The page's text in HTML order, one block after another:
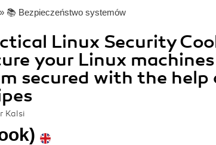
» 📚 Bezpieczeństwo systemów
Linux Security
your Linux
secured with the help
Kalsi